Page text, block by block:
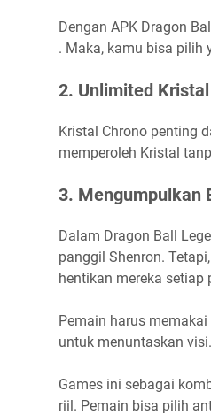
Dengan APK Dragon
. Maka, kamu bisa pilih
2. Unlimited
Kristal Chrono penting
memperoleh Kristal
3. Mengumpulkan
Dalam Dragon Ball
panggil Shenron.
hentikan mereka setiap
Pemain harus
untuk menuntaskan visi.
Games ini sebagai
riil. Pemain bisa pilih